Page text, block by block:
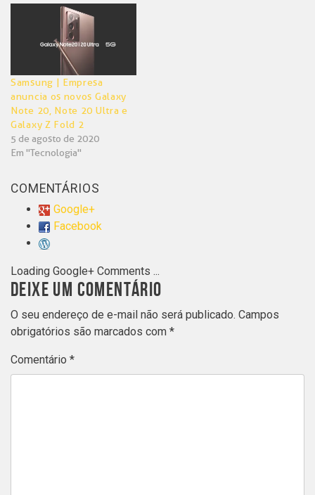
Samsung | Empresa
anuncia os novos Galaxy
Note 20, Note 20 Ultra e
Galaxy Z Fold 2
5 de agosto de 2020
Em "Tecnologia"
COMENTÁRIOS
Google+
Facebook
Loading Google+ Comments ...
DEIXE UM COMENTÁRIO
O seu endereço de e-mail não será publicado. Campos
obrigatórios são marcados com *
Comentário *